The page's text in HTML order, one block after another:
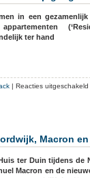
in een
ter hand
Reacties uitgeschakeld
Macron
ter Duin tijdens de
Macron en de